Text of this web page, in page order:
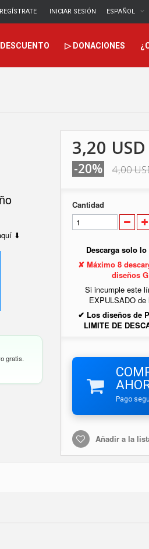
ESPAÑOL
INICIAR SESIÓN
REGÍSTRATE
DESCUENTO ▷ DONACIONES
⬇
gratis.
3,20 USD
-20% 4,00
Cantidad
Descarga solo
✘ Máximo 8
diseños
Si incumple este
EXPULSADO de
✔ Los diseños de
LIMITE DE
Pago
Añadir a la